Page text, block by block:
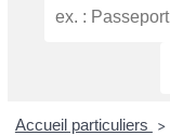
Accueil particuliers >